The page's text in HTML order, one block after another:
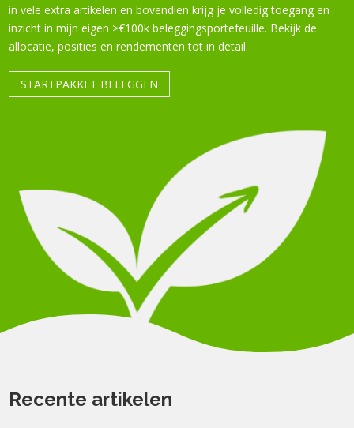
in vele extra artikelenen bovendienkrijg je volledig toegang en
inzicht in mijn eigen >€100k beleggingsportefeuille. Bekijk de
allocatie, posities en rendementen tot in detail.
STARTPAKKET BELEGGEN
Recente artikelen